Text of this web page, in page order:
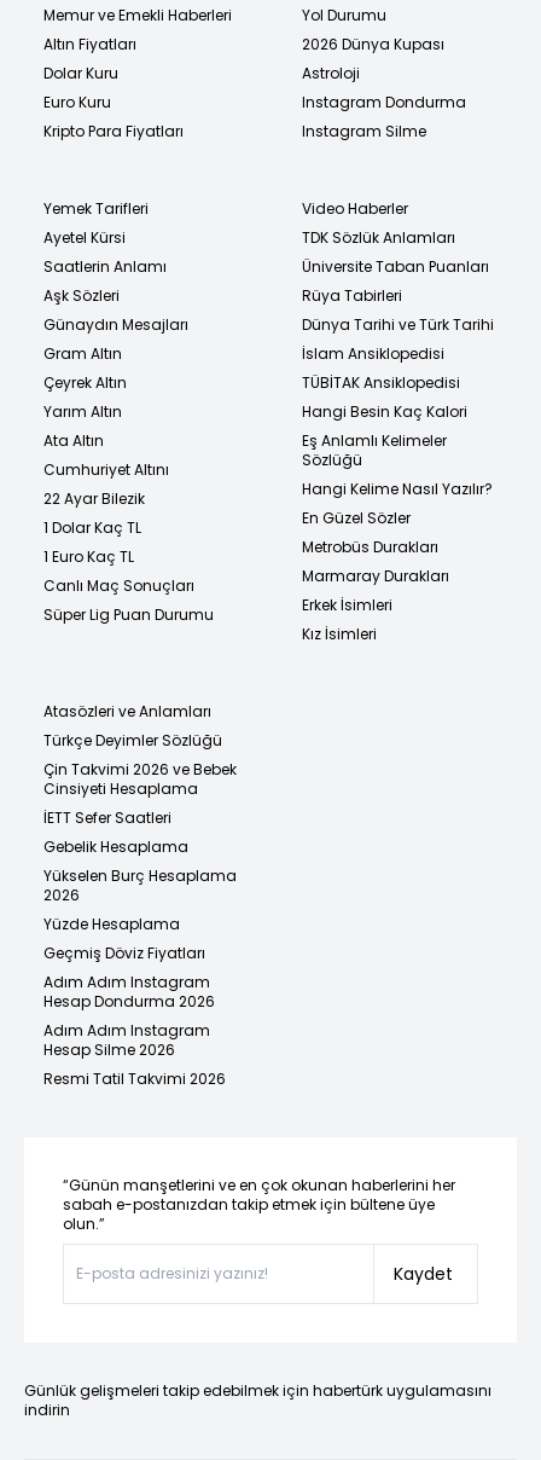
Memur ve Emekli Haberleri
Altın Fiyatları
Dolar Kuru
Euro Kuru
Kripto Para Fiyatları
Yol Durumu
2026 Dünya Kupası
Astroloji
Instagram Dondurma
Instagram Silme
Yemek Tarifleri
Ayetel Kürsi
Saatlerin Anlamı
Aşk Sözleri
Günaydın Mesajları
Gram Altın
Çeyrek Altın
Yarım Altın
Ata Altın
Cumhuriyet Altını
22 Ayar Bilezik
1 Dolar Kaç TL
1 Euro Kaç TL
Canlı Maç Sonuçları
Süper Lig Puan Durumu
Video Haberler
TDK Sözlük Anlamları
Üniversite Taban Puanları
Rüya Tabirleri
Dünya Tarihi ve Türk Tarihi
İslam Ansiklopedisi
TÜBİTAK Ansiklopedisi
Hangi Besin Kaç Kalori
Eş Anlamlı Kelimeler
Sözlüğü
Hangi Kelime Nasıl Yazılır?
En Güzel Sözler
Metrobüs Durakları
Marmaray Durakları
Erkek İsimleri
Kız İsimleri
Atasözleri ve Anlamları
Türkçe Deyimler Sözlüğü
Çin Takvimi 2026 ve Bebek
Cinsiyeti Hesaplama
İETT Sefer Saatleri
Gebelik Hesaplama
Yükselen Burç Hesaplama
2026
Yüzde Hesaplama
Geçmiş Döviz Fiyatları
Adım Adım Instagram
Hesap Dondurma 2026
Adım Adım Instagram
Hesap Silme 2026
Resmi Tatil Takvimi 2026
“Günün manşetlerini ve en çok okunan haberlerini her
sabah e-postanızdan takip etmek için bültene üye
olun.”
Kaydet
Günlük gelişmeleri takip edebilmek için habertürk uygulamasını
indirin